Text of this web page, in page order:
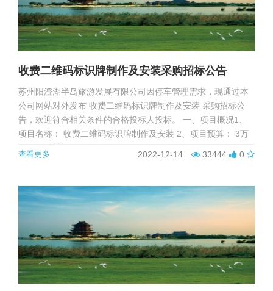
收费二维码标识牌制作及安装采购招标公告
苏州阳澄湖半岛旅游发展有限公司因停车管理需求，现通过本
公司网站对外发布 收费二维码标识牌制作及安装 采购招标公
告，欢迎符合相关条件的合格投标人投标。 一、项目概况1、
项目名称： 收费二维码标识牌制作及安装 2、项目预算： 3万
查看更多 2022-12-14 33444 0